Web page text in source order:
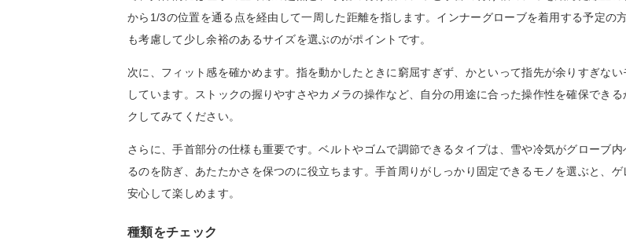
から1/3の位置を通る点を経由して一周した距離を指します。インナーグローブを着用する予定の
も考慮して少し余裕のあるサイズを選ぶのがポイントです。
次に、フィット感を確かめます。指を動かしたときに窮屈すぎず、かといって指先が余りすぎない
しています。ストックの握りやすさやカメラの操作など、自分の用途に合った操作性を確保できる
クしてみてください。
さらに、手首部分の仕様も重要です。ベルトやゴムで調節できるタイプは、雪や冷気がグローブ内
るのを防ぎ、あたたかさを保つのに役立ちます。手首周りがしっかり固定できるモノを選ぶと、ゲ
安心して楽しめます。
種類をチェック